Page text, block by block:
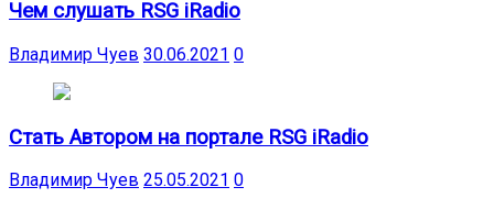
Чем слушать RSG iRadio
Владимир Чуев 30.06.2021 0
Стать Автором на портале RSG iRadio
Владимир Чуев 25.05.2021 0